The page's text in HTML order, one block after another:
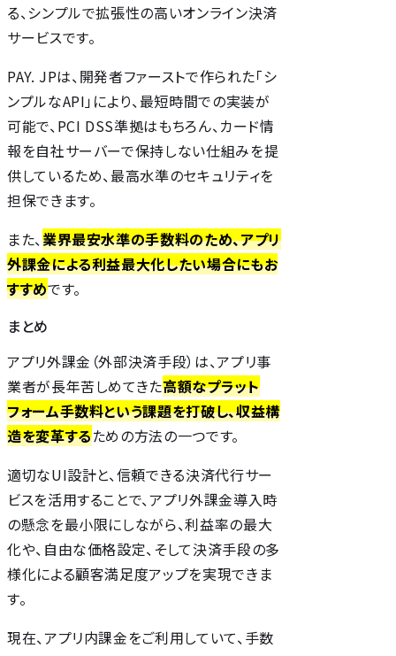
る、シンプルで拡張性の高いオンライン決済
サービスです。
PAY. JPは、開発者ファーストで作られた「シ
ンプルなAPI」により、最短時間での実装が
可能で、PCI DSS準拠はもちろん、カード情
報を自社サーバーで保持しない仕組みを提
供しているため、最高水準のセキュリティを
担保できます。
また、業界最安水準の手数料のため、アプリ
外課金による利益最大化したい場合にもお
すすめです。
まとめ
アプリ外課金（外部決済手段）は、アプリ事
業者が長年苦しめてきた高額なプラット
フォーム手数料という課題を打破し、収益構
造を変革するための方法の一つです。
適切なUI設計と、信頼できる決済代行サー
ビスを活用することで、アプリ外課金導入時
の懸念を最小限にしながら、利益率の最大
化や、自由な価格設定、そして決済手段の多
様化による顧客満足度アップを実現できま
す。
現在、アプリ内課金をご利用していて、手数